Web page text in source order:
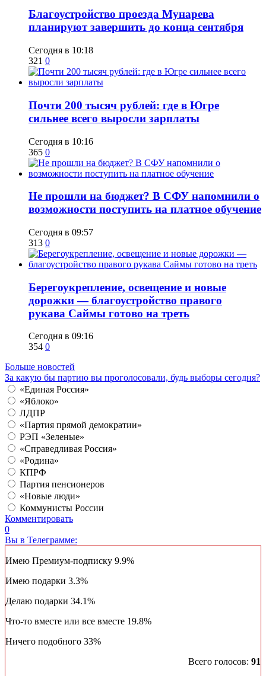
Благоустройство проезда Мунарева
планируют завершить до конца сентября
Сегодня в 10:18
321 0
​Почти 200 тысяч рублей: где в Югре
сильнее всего выросли зарплаты
Сегодня в 10:16
365 0
Не прошли на бюджет? В СФУ напомнили о
возможности поступить на платное обучение
Сегодня в 09:57
313 0
Берегоукрепление, освещение и новые
дорожки — благоустройство правого
рукава Саймы готово на треть
Сегодня в 09:16
354 0
Больше новостей
За какую бы партию вы проголосовали, будь выборы сегодня?
«Единая Россия»
«Яблоко»
ЛДПР
«Партия прямой демократии»
РЭП «Зеленые»
«Справедливая Россия»
«Родина»
КПРФ
Партия пенсионеров
«Новые люди»
Коммунисты России
Комментировать
0
Вы в Телеграмме:
Имею Премиум-подписку 9.9%
Имею подарки 3.3%
Делаю подарки 34.1%
Что-то вместе или все вместе 19.8%
Ничего подобного 33%
Всего голосов: 91